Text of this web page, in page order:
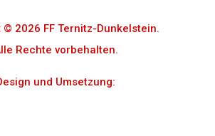
© 2026 FF Ternitz-Dunkelstein.
Rechte vorbehalten.
und Umsetzung: